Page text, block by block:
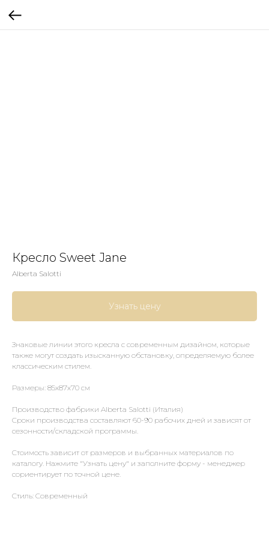
Кресло Sweet Jane
Alberta Salotti
Узнать цену
Знаковые линии этого кресла с современным дизайном, которые
также могут создать изысканную обстановку, определяемую более
классическим стилем.
Размеры: 85х87х70 см
Производство фабрики Alberta Salotti (Италия)
Сроки производства составляют 60-90 рабочих дней и зависят от
сезонности/складской программы.
Стоимость зависит от размеров и выбранных материалов по
каталогу. Нажмите "Узнать цену" и заполните форму - менеджер
сориентирует по точной цене.
Стиль: Современный